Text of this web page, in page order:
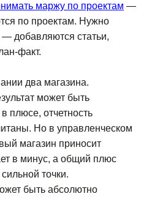
маржу по проектам —
по проектам. Нужно
— добавляются статьи,
факт.
два магазина.
может быть
плюсе, отчетность
Но в управленческом
магазин приносит
в минус, а общий плюс
точки.
быть абсолютно